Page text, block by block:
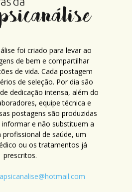
foi criado para levar ao
de bem e compartilhar
de vida. Cada postagem
de seleção. Por dia são
dedicação intensa, além do
equipe técnica e
postagens são produzidas
e não substituem a
de saúde, um
ou os tratamentos já
prescritos.